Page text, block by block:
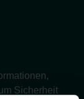
Sicherheit